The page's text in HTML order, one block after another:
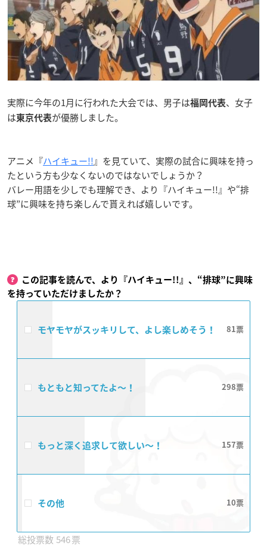
実際に今年の1月に行われた大会では、男子は福岡代表、女子
は東京代表が優勝しました。
アニメ『ハイキュー!!』を見ていて、実際の試合に興味を持っ
たという方も少なくないのではないでしょうか？
バレー用語を少しでも理解でき、より『ハイキュー!!』や“排
球”に興味を持ち楽しんで貰えれば嬉しいです。
この記事を読んで、より『ハイキュー!!』、“排球”に興味
を持っていただけましたか？
モヤモヤがスッキリして、よし楽しめそう！ 81
もともと知ってたよ〜！ 298
もっと深く追求して欲しい〜！ 157
その他 10
546